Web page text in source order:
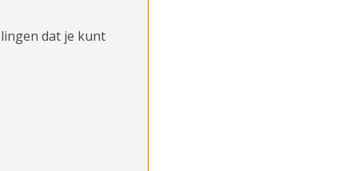
dat je kunt